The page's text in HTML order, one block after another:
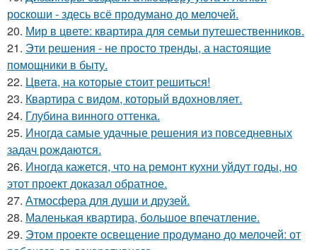
роскоши - здесь всё продумано до мелочей.
20. Мир в цвете: квартира для семьи путешественников.
21. Эти решения - не просто тренды, а настоящие
помощники в быту.
22. Цвета, на которые стоит решиться!
23. Квартира с видом, который вдохновляет.
24. Глубина винного оттенка.
25. Иногда самые удачные решения из повседневных
задач рождаются.
26. Иногда кажется, что на ремонт кухни уйдут годы, но
этот проект доказал обратное.
27. Атмосфера для души и друзей.
28. Маленькая квартира, большое впечатление.
29. Этом проекте освещение продумано до мелочей: от